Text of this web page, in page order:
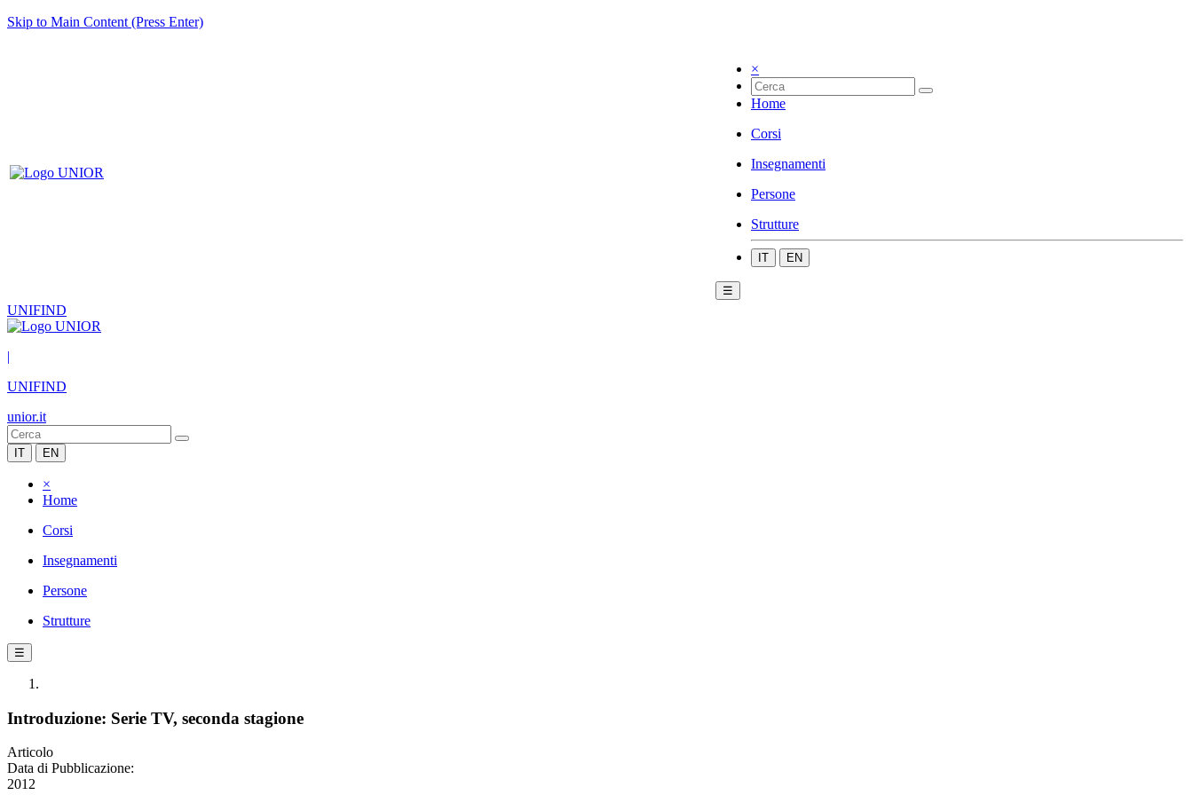
Skip to Main Content (Press Enter)
×
Home
Corsi
Insegnamenti
Persone
Strutture
IT EN
☰
UNIFIND
|
UNIFIND
unior.it
IT EN
×
Home
Corsi
Insegnamenti
Persone
Strutture
☰
Introduzione: Serie TV, seconda stagione
Articolo
Data di Pubblicazione:
2012